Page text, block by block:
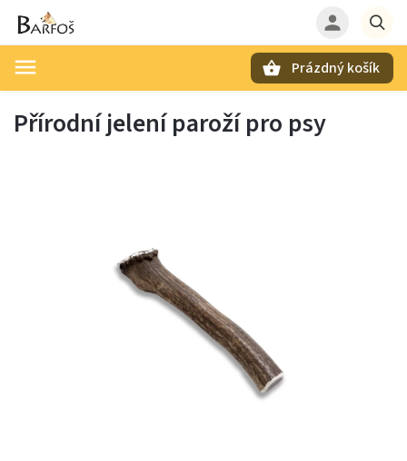
Prázdný košík
Přírodní jelení paroží pro psy